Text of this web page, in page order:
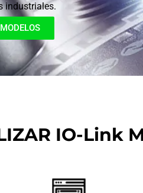
industriales.
IO-Link